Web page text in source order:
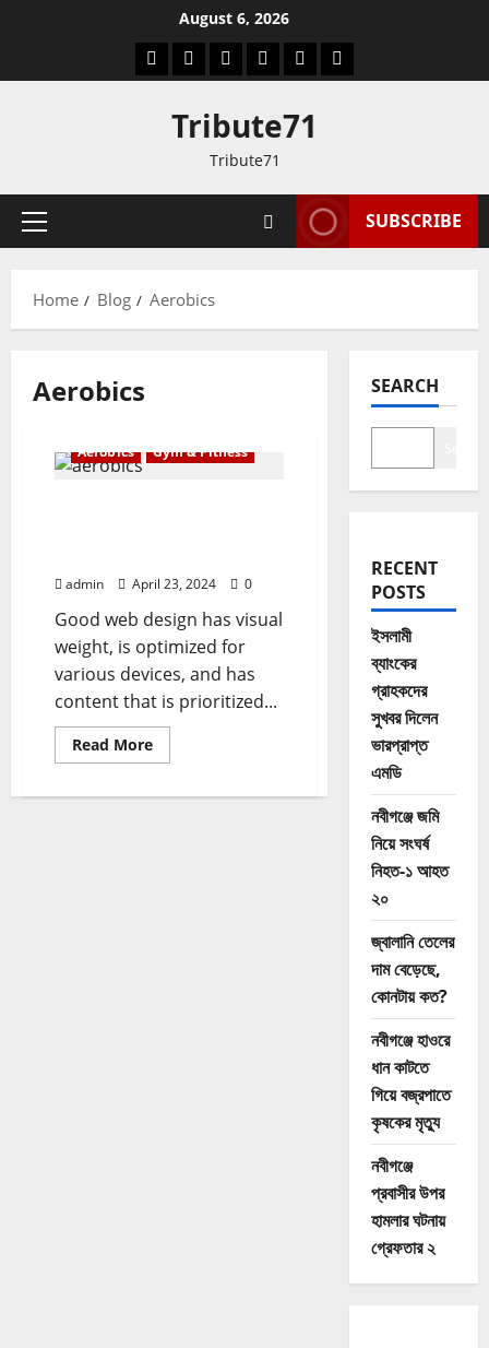
August 6, 2026
Facebook
TwitterLinkedIn
VK YouTubeInstagram
Tribute71
Tribute71
Primary
SUBSCRIBE
Home Blog Aerobics
Aerobics
Aerobics Gym & Fitness
admin April 23, 2024 0
Good web design has visual
weight, is optimized for
various devices, and has
content that is prioritized...
Read MoreRead
more
pain
SEARCH
RECENT
POSTS
ইসলামী
ব্যাংকের
গ্রাহকদের
সুখবর দিলেন
ভারপ্রাপ্ত
এমডি
নবীগঞ্জে জমি
নিয়ে সংঘর্ষ
নিহত-১ আহত
২০
জ্বালানি তেলের
দাম বেড়েছে,
কোনটায় কত?
নবীগঞ্জে হাওরে
ধান কাটতে
গিয়ে বজ্রপাতে
কৃষকের মৃত্যু
নবীগঞ্জে
প্রবাসীর উপর
হামলার ঘটনায়
গ্রেফতার ২